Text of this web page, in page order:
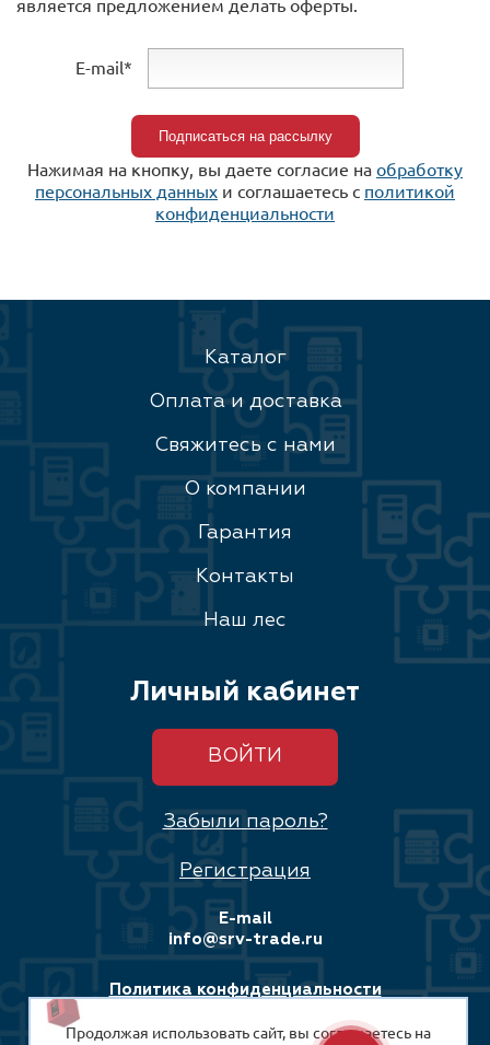
является предложением делать оферты.
E-mail*
Нажимая на кнопку, вы даете согласие на обработку
персональных данных и соглашаетесь c политикой
конфиденциальности
Каталог
Оплата и доставка
Свяжитесь с нами
О компании
Гарантия
Контакты
Наш лес
Личный кабинет
ВОЙТИ
Забыли пароль?
Регистрация
E-mail
info@srv-trade.ru
Политика конфиденциальности
Соглашение на обработку персональных данных
Продолжая использовать сайт, вы соглашаетесь на